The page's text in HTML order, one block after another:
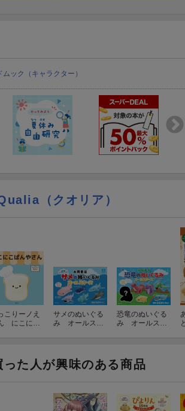
ック（キャラクター）
（クオリア）
こりーノえ
にこにこ
サメのぬいぐる
み オールスタ
恐竜のぬいぐる
み オールスタ
った人が興味のある商品